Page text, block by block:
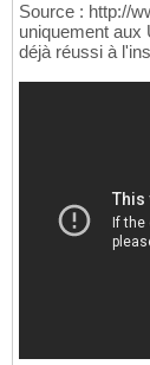
Source : http://
uniquement aux
déjà réussi à